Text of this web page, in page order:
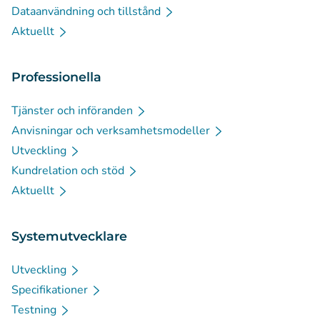
Dataanvändning och tillstånd
Aktuellt
Professionella
Tjänster och införanden
Anvisningar och verksamhetsmodeller
Utveckling
Kundrelation och stöd
Aktuellt
Systemutvecklare
Utveckling
Specifikationer
Testning